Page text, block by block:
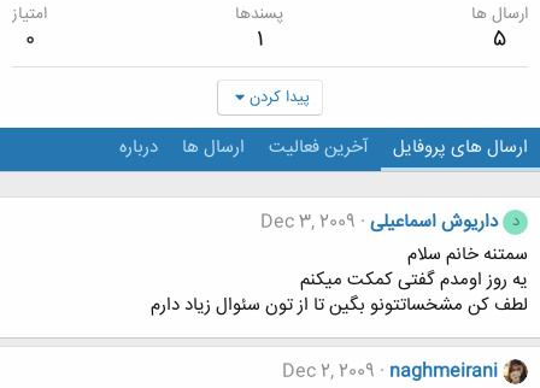
ارسال ها
5
پسندها
1
امتیاز
0
پیدا کردن
ارسال های پروفایل آخرین فعالیت ارسال ها درباره
د داریوش اسماعیلی Dec 3, 2009
سمتنه خانم سلام
یه روز اومدم گفتی کمکت میکنم
لطف کن مشخساتتونو بگین تا از تون سئوال زیاد دارم
naghmeirani
Dec 2, 2009